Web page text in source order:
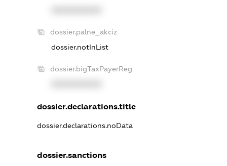
dossier.palne_akciz
dossier.notInList
dossier.bigTaxPayerReg
dossier.declarations.title
dossier.declarations.noData
dossier.sanctions